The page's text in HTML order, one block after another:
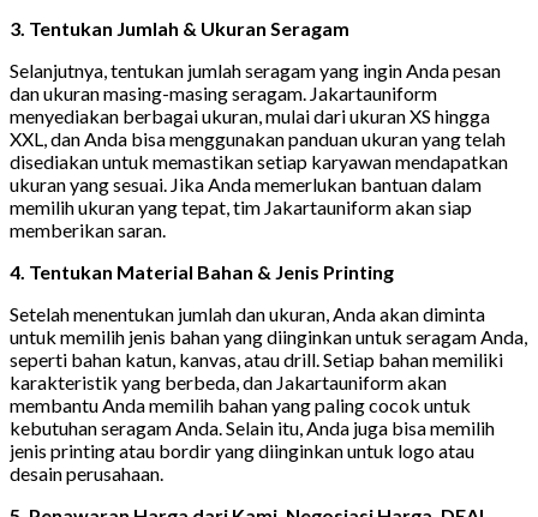
3. Tentukan Jumlah & Ukuran Seragam
Selanjutnya, tentukan jumlah seragam yang ingin Anda pesan
dan ukuran masing-masing seragam. Jakartauniform
menyediakan berbagai ukuran, mulai dari ukuran XS hingga
XXL, dan Anda bisa menggunakan panduan ukuran yang telah
disediakan untuk memastikan setiap karyawan mendapatkan
ukuran yang sesuai. Jika Anda memerlukan bantuan dalam
memilih ukuran yang tepat, tim Jakartauniform akan siap
memberikan saran.
4. Tentukan Material Bahan & Jenis Printing
Setelah menentukan jumlah dan ukuran, Anda akan diminta
untuk memilih jenis bahan yang diinginkan untuk seragam Anda,
seperti bahan katun, kanvas, atau drill. Setiap bahan memiliki
karakteristik yang berbeda, dan Jakartauniform akan
membantu Anda memilih bahan yang paling cocok untuk
kebutuhan seragam Anda. Selain itu, Anda juga bisa memilih
jenis printing atau bordir yang diinginkan untuk logo atau
desain perusahaan.